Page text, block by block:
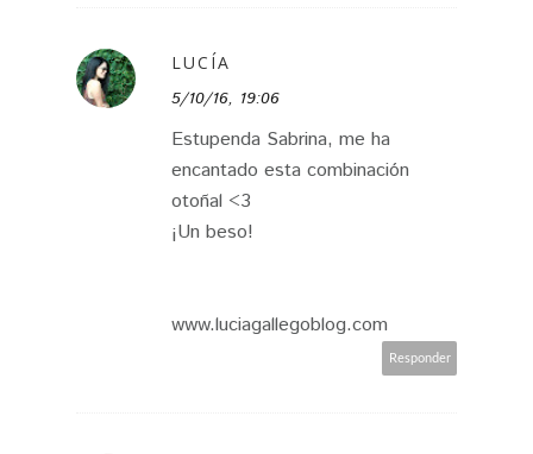
LUCÍA
5/10/16, 19:06
Estupenda Sabrina, me ha
encantado esta combinación
otoñal <3
¡Un beso!
www.luciagallegoblog.com
Responder